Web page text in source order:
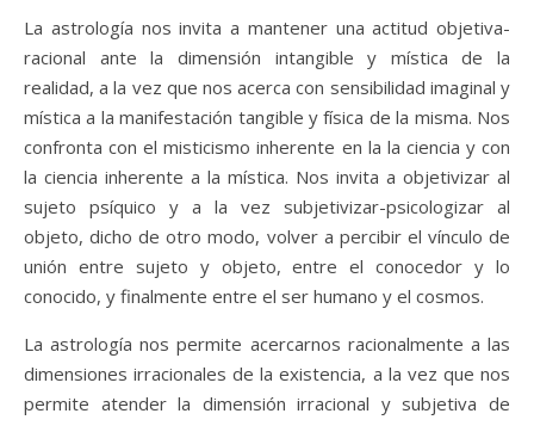
La astrología nos invita a mantener una actitud objetiva-
racional ante la dimensión intangible y mística de la
realidad, a la vez que nos acerca con sensibilidad imaginal y
mística a la manifestación tangible y física de la misma. Nos
confronta con el misticismo inherente en la la ciencia y con
la ciencia inherente a la mística. Nos invita a objetivizar al
sujeto psíquico y a la vez subjetivizar-psicologizar al
objeto, dicho de otro modo, volver a percibir el vínculo de
unión entre sujeto y objeto, entre el conocedor y lo
conocido, y finalmente entre el ser humano y el cosmos.
La astrología nos permite acercarnos racionalmente a las
dimensiones irracionales de la existencia, a la vez que nos
permite atender la dimensión irracional y subjetiva de